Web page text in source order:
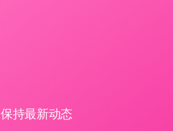
保持最新动态